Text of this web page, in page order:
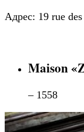
Адрес: 19 rue
Maison
– 1558